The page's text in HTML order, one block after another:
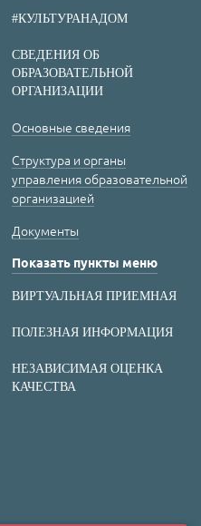
#КУЛЬТУРАНАДОМ
СВЕДЕНИЯ ОБ
ОБРАЗОВАТЕЛЬНОЙ
ОРГАНИЗАЦИИ
Основные сведения
Структура и органы
управления образовательной
организацией
Документы
Показать пункты меню
ВИРТУАЛЬНАЯ ПРИЕМНАЯ
ПОЛЕЗНАЯ ИНФОРМАЦИЯ
НЕЗАВИСИМАЯ ОЦЕНКА
КАЧЕСТВА